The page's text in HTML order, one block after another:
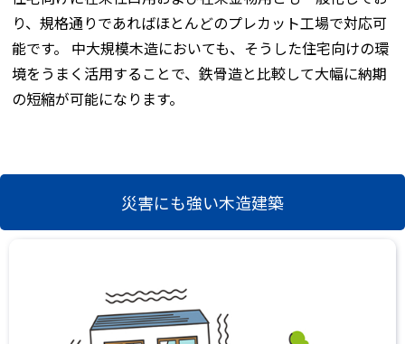
り、規格通りであればほとんどのプレカット工場で対応可
能です。 中大規模木造においても、そうした住宅向けの環
境をうまく活用することで、鉄骨造と比較して大幅に納期
の短縮が可能になります。
災害にも強い木造建築